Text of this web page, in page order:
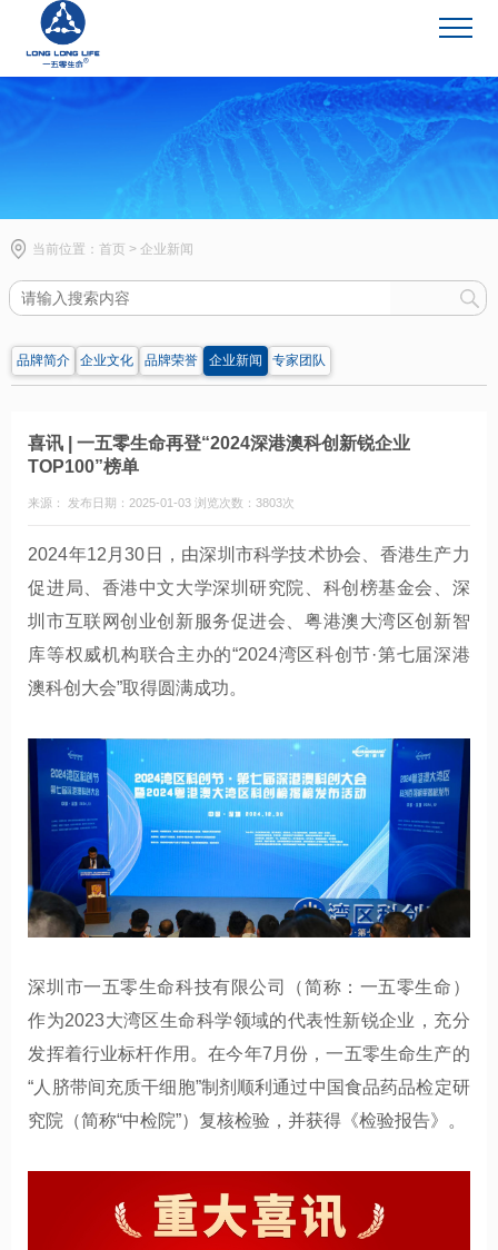
企业新闻
当前位置：首页 >企业新闻
品牌简介 企业文化 品牌荣誉 企业新闻 专家团队
喜讯 | 一五零生命再登“2024深港澳科创新锐企业
TOP100”榜单
来源： 发布日期：2025-01-03 浏览次数：3803次
2024年12月30日，由深圳市科学技术协会、香港生产力
促进局、香港中文大学深圳研究院、科创榜基金会、深
圳市互联网创业创新服务促进会、粤港澳大湾区创新智
库等权威机构联合主办的“2024湾区科创节·第七届深港
澳科创大会”取得圆满成功。
深圳市一五零生命科技有限公司（简称：一五零生命）
作为2023大湾区生命科学领域的代表性新锐企业，充分
发挥着行业标杆作用。在今年7月份，一五零生命生产的
“人脐带间充质干细胞”制剂顺利通过中国食品药品检定研
究院（简称“中检院”）复核检验，并获得《检验报告》。